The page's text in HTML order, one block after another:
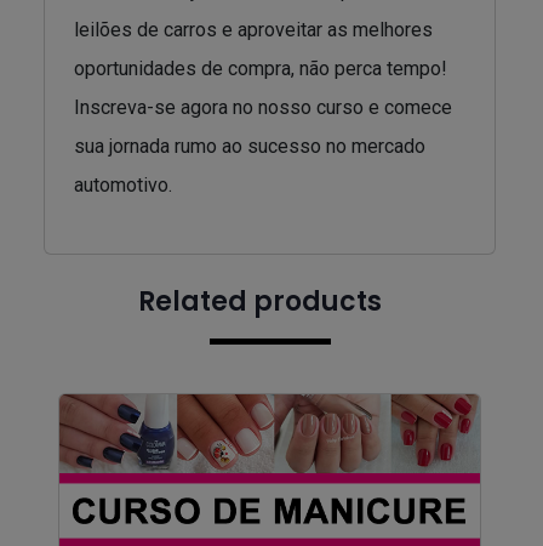
leilões de carros e aproveitar as melhores
oportunidades de compra, não perca tempo!
Inscreva-se agora no nosso curso e comece
sua jornada rumo ao sucesso no mercado
automotivo.
Related products